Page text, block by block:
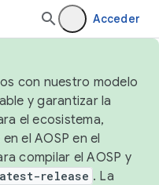
Acceder
con nuestro modelo
y garantizar la
el ecosistema,
el AOSP en el
compilar el AOSP y
release . La